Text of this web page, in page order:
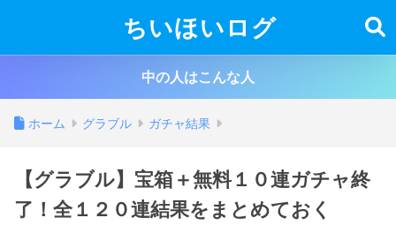
ちいほいログ
中の人はこんな人
ホーム グラブル ガチャ結果
【グラブル】宝箱＋無料１０連ガチャ終
了！全１２０連結果をまとめておく